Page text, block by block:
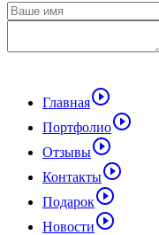
Главнаяplay_circle_outline
Портфолиоplay_circle_outline
Отзывыplay_circle_outline
Контактыplay_circle_outline
Подарокplay_circle_outline
Новостиplay_circle_outline